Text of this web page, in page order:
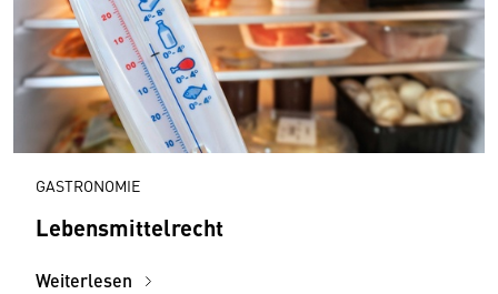
GASTRONOMIE
Lebensmittelrecht
Weiterlesen